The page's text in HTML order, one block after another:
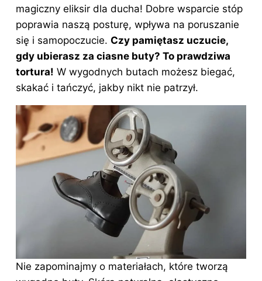
magiczny eliksir dla ducha! Dobre wsparcie stóp
poprawia naszą posturę, wpływa na poruszanie
się i samopoczucie. Czy pamiętasz uczucie,
gdy ubierasz za ciasne buty? To prawdziwa
tortura! W wygodnych butach możesz biegać,
skakać i tańczyć, jakby nikt nie patrzył.
Nie zapominajmy o materiałach, które tworzą